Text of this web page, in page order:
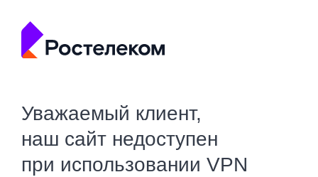
Уважаемый клиент,
наш сайт недоступен
при использовании VPN